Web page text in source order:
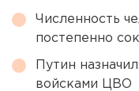
Численность
постепенно
Путин
войсками ЦВО